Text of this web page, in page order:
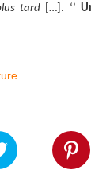
tard
[…]. ‘’